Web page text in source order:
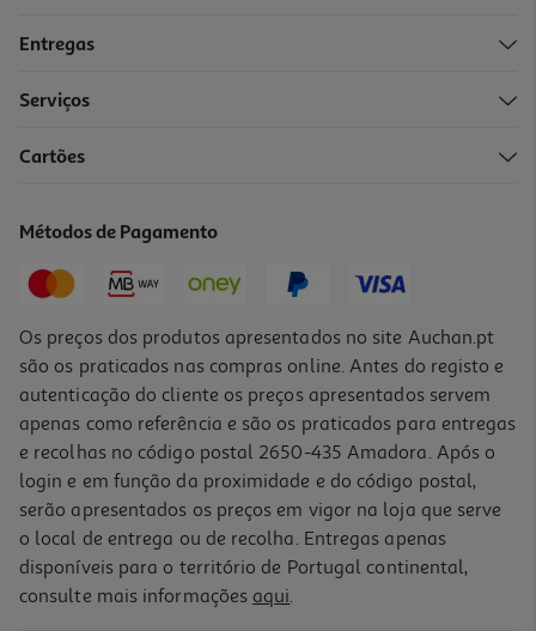
Smartphone Motorola G06 Verde 8/256gb
Entregas
Serviços
Cartões
Métodos de Pagamento
Os preços dos produtos apresentados no site Auchan.pt
são os praticados nas compras online. Antes do registo e
autenticação do cliente os preços apresentados servem
apenas como referência e são os praticados para entregas
e recolhas no código postal 2650-435 Amadora. Após o
login e em função da proximidade e do código postal,
serão apresentados os preços em vigor na loja que serve
o local de entrega ou de recolha. Entregas apenas
disponíveis para o território de Portugal continental,
consulte mais informações aqui.